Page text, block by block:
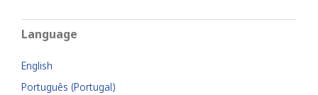
Language
English
Português (Portugal)